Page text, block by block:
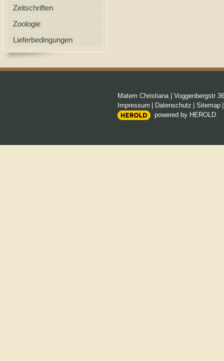
Zeitschriften
Zoologie
Lieferbedingungen
Matern Christiana| Voggenbergstr 36
Impressum
Datenschutz Sitemap
powered by HEROLD